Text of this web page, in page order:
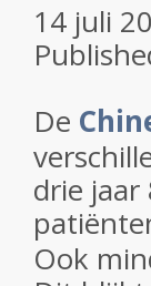
14 juli
De
drie
Ook